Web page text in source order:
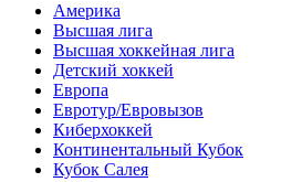
Америка
Высшая лига
Высшая хоккейная лига
Детский хоккей
Европа
Евротур/Евровызов
Киберхоккей
Континентальный Кубок
Кубок Салея